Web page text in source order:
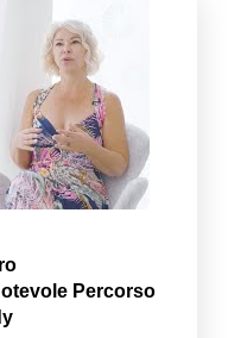
Percorso